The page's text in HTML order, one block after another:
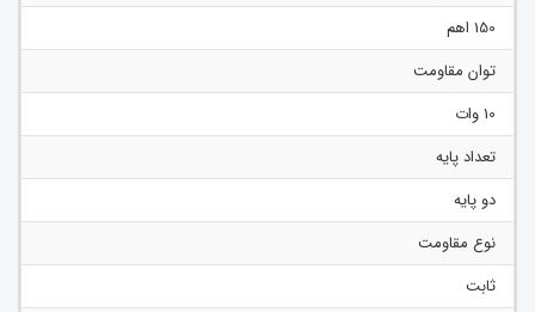
150 اهم
توان مقاومت
10 وات
تعداد پایه
دو پایه
نوع مقاومت
ثابت